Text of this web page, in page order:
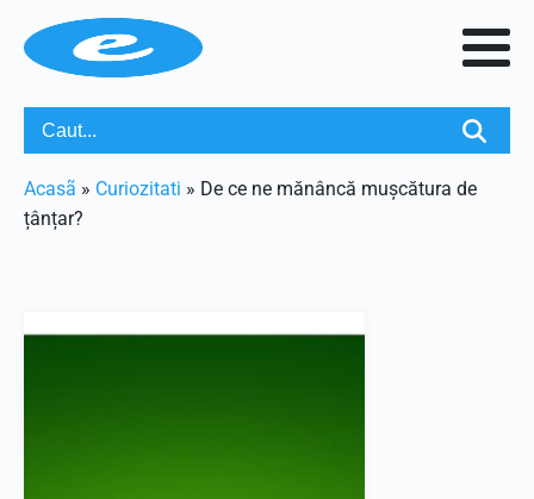
Acasã » Curiozitati » De ce ne mănâncă mușcătura de
țânțar?